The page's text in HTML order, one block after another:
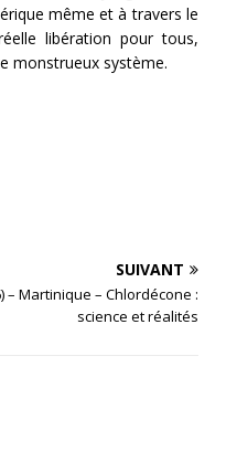
même et à travers le
libération pour tous,
monstrueux système.
SUIVANT
– Martinique – Chlordécone :
science et réalités